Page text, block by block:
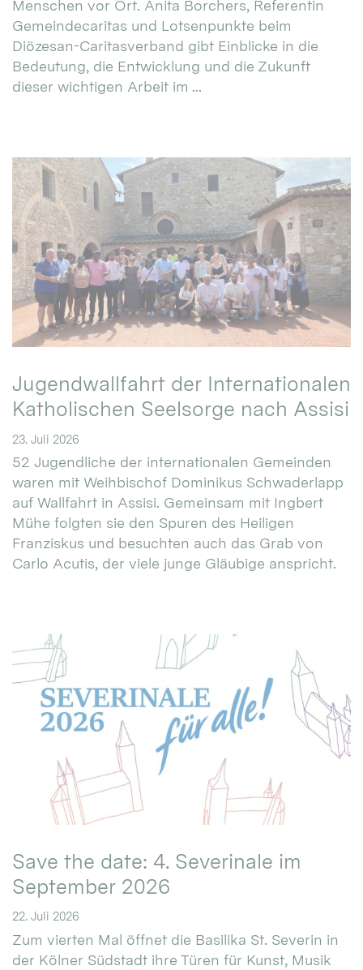
Menschen vor Ort. Anita Borchers, Referentin
Gemeindecaritas und Lotsenpunkte beim
Diözesan-Caritasverband gibt Einblicke in die
Bedeutung, die Entwicklung und die Zukunft
dieser wichtigen Arbeit im ...
Jugendwallfahrt der Internationalen
Katholischen Seelsorge nach Assisi
23. Juli 2026
52 Jugendliche der internationalen Gemeinden
waren mit Weihbischof Dominikus Schwaderlapp
auf Wallfahrt in Assisi. Gemeinsam mit Ingbert
Mühe folgten sie den Spuren des Heiligen
Franziskus und besuchten auch das Grab von
Carlo Acutis, der viele junge Gläubige anspricht.
Save the date: 4. Severinale im
September 2026
22. Juli 2026
Zum vierten Mal öffnet die Basilika St. Severin in
der Kölner Südstadt ihre Türen für Kunst, Musik